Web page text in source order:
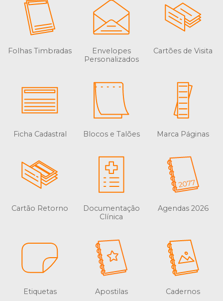
Folhas Timbradas
Envelopes
Personalizados
Cartões de Visita
Ficha Cadastral Blocos e Talões Marca Páginas
Cartão Retorno
Documentação
Clínica
Agendas 2026
Etiquetas Apostilas Cadernos